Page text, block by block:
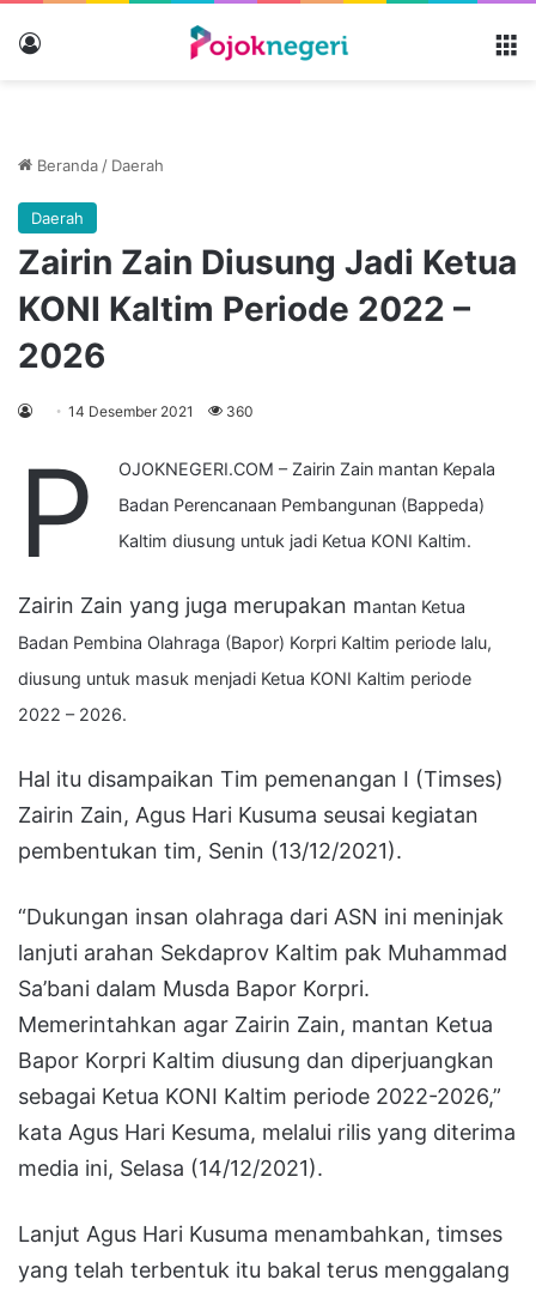
Beranda / Daerah
Daerah
Zairin Zain Diusung Jadi Ketua
KONI Kaltim Periode 2022 –
2026
14 Desember 2021 360
P
OJOKNEGERI.COM – Zairin Zain mantan Kepala
Badan Perencanaan Pembangunan (Bappeda)
Kaltim diusung untuk jadi Ketua KONI Kaltim.
Zairin Zain yang juga merupakan mantan Ketua
Badan Pembina Olahraga (Bapor) Korpri Kaltim periode lalu,
diusung untuk masuk menjadi Ketua KONI Kaltim periode
2022 – 2026.
Hal itu disampaikan Tim pemenangan I (Timses)
Zairin Zain, Agus Hari Kusuma seusai kegiatan
pembentukan tim, Senin (13/12/2021).
“Dukungan insan olahraga dari ASN ini meninjak
lanjuti arahan Sekdaprov Kaltim pak Muhammad
Sa’bani dalam Musda Bapor Korpri.
Memerintahkan agar Zairin Zain, mantan Ketua
Bapor Korpri Kaltim diusung dan diperjuangkan
sebagai Ketua KONI Kaltim periode 2022-2026,”
kata Agus Hari Kesuma, melalui rilis yang diterima
media ini, Selasa (14/12/2021).
Lanjut Agus Hari Kusuma menambahkan, timses
yang telah terbentuk itu bakal terus menggalang